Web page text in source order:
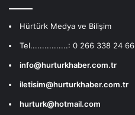
Hürtürk Medya ve Bilişim
Tel................: 0 266 338 24 66
info@hurturkhaber.com.tr
iletisim@hurturkhaber.com.tr
hurturk@hotmail.com